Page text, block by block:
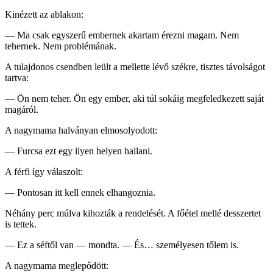
Kinézett az ablakon:
— Ma csak egyszerű embernek akartam érezni magam. Nem
tehernek. Nem problémának.
A tulajdonos csendben leült a mellette lévő székre, tisztes távolságot
tartva:
— Ön nem teher. Ön egy ember, aki túl sokáig megfeledkezett saját
magáról.
A nagymama halványan elmosolyodott:
— Furcsa ezt egy ilyen helyen hallani.
A férfi így válaszolt:
— Pontosan itt kell ennek elhangoznia.
Néhány perc múlva kihozták a rendelését. A főétel mellé desszertet
is tettek.
— Ez a séftől van — mondta. — És… személyesen tőlem is.
A nagymama meglepődött: